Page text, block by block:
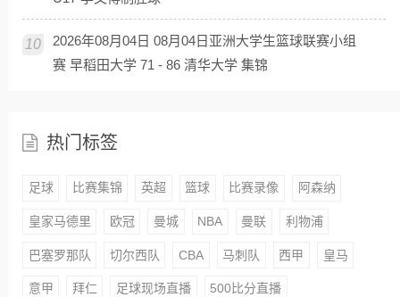
10
2026年08月04日 08月04日亚洲大学生篮球联赛小组
赛 早稻田大学 71 - 86 清华大学 集锦
热门标签
足球 比赛集锦 英超 篮球 比赛录像 阿森纳
皇家马德里 欧冠 曼城 NBA 曼联 利物浦
巴塞罗那队 切尔西队 CBA 马刺队 西甲 皇马
意甲 拜仁 足球现场直播 500比分直播